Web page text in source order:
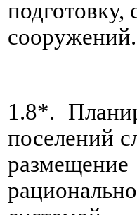
подготовку,
сооружений.
1.8*.
поселений